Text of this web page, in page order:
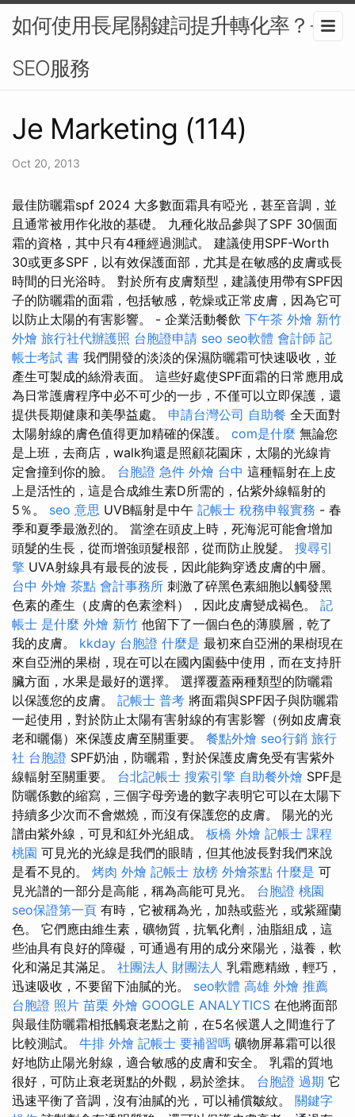
如何使用長尾關鍵詞提升轉化率？-
SEO服務
Je Marketing (114)
Oct 20, 2013
最佳防曬霜spf 2024 大多數面霜具有啞光，甚至音調，並
且通常被用作化妝的基礎。 九種化妝品參與了SPF 30個面
霜的資格，其中只有4種經過測試。 建議使用SPF-Worth
30或更多SPF，以有效保護面部，尤其是在敏感的皮膚或長
時間的日光浴時。 對於所有皮膚類型，建議使用帶有SPF因
子的防曬霜的面霜，包括敏感，乾燥或正常皮膚，因為它可
以防止太陽的有害影響。 - 企業活動餐飲 下午茶 外燴 新竹
外燴 旅行社代辦護照 台胞證申請 seo seo軟體 會計師 記
帳士考試 書 我們開發的淡淡的保濕防曬霜可快速吸收，並
產生可製成的絲滑表面。 這些好處使SPF面霜的日常應用成
為日常護膚程序中必不可少的一步，不僅可以立即保護，還
提供長期健康和美學益處。 申請台灣公司 自助餐 全天面對
太陽射線的膚色值得更加精確的保護。 com是什麼 無論您
是上班，去商店，walk狗還是照顧花園床，太陽的光線肯
定會撞到你的臉。 台胞證 急件 外燴 台中 這種輻射在上皮
上是活性的，這是合成維生素D所需的，佔紫外線輻射的
5％。 seo 意思 UVB輻射是中午 記帳士 稅務申報實務 - 春
季和夏季最激烈的。 當塗在頭皮上時，死海泥可能會增加
頭髮的生長，從而增強頭髮根部，從而防止脫髮。 搜尋引
擎 UVA射線具有最長的波長，因此能夠穿透皮膚的中層。
台中 外燴 茶點 會計事務所 刺激了碎黑色素細胞以觸發黑
色素的產生（皮膚的色素塗料），因此皮膚變成褐色。 記
帳士 是什麼 外燴 新竹 他留下了一個白色的薄膜層，乾了
我的皮膚。 kkday 台胞證 什麼是 最初來自亞洲的果樹現在
來自亞洲的果樹，現在可以在國內園藝中使用，而在支持肝
臟方面，水果是最好的選擇。 選擇覆蓋兩種類型的防曬霜
以保護您的皮膚。 記帳士 普考 將面霜與SPF因子與防曬霜
一起使用，對於防止太陽有害射線的有害影響（例如皮膚衰
老和曬傷）來保護皮膚至關重要。 餐點外燴 seo行銷 旅行
社 台胞證 SPF奶油，防曬霜，對於保護皮膚免受有害紫外
線輻射至關重要。 台北記帳士 搜索引擎 自助餐外燴 SPF是
防曬係數的縮寫，三個字母旁邊的數字表明它可以在太陽下
持續多少次而不會燃燒，而沒有保護您的皮膚。 陽光的光
譜由紫外線，可見和紅外光組成。 板橋 外燴 記帳士 課程
桃園 可見光的光線是我們的眼睛，但其他波長對我們來說
是看不見的。 烤肉 外燴 記帳士 放榜 外燴茶點 什麼是 可
見光譜的一部分是高能，稱為高能可見光。 台胞證 桃園
seo保證第一頁 有時，它被稱為光，加熱或藍光，或紫羅蘭
色。 它們應由維生素，礦物質，抗氧化劑，油脂組成，這
些油具有良好的障礙，可通過有用的成分來陽光，滋養，軟
化和滿足其滿足。 社團法人 財團法人 乳霜應精緻，輕巧，
迅速吸收，不要留下油膩的光。 seo軟體 高雄 外燴 推薦
台胞證 照片 苗栗 外燴 GOOGLE ANALYTICS 在他將面部
與最佳防曬霜相抵觸衰老點之前，在5名候選人之間進行了
比較測試。 牛排 外燴 記帳士 要補習嗎 礦物屏幕霜可以很
好地防止陽光射線，適合敏感的皮膚和安全。 乳霜的質地
很好，可防止衰老斑點的外觀，易於塗抹。 台胞證 過期 它
迅速平衡了音調，沒有油膩的光，可以補償皺紋。 關鍵字